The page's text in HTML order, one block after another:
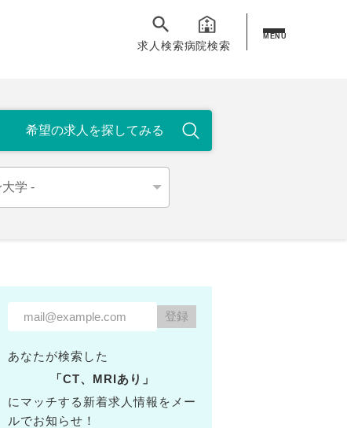
求人検索病院検索
MENU
あなたが検索した
「CT、MRIあり」
にマッチする新着求人情報をメー
ルでお知らせ！